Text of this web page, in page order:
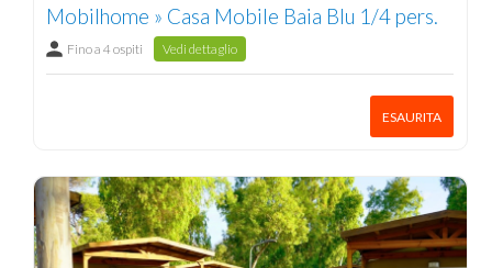
Mobilhome » Casa Mobile Baia Blu 1/4 pers.
Fino a 4 ospiti Vedi dettaglio
ESAURITA